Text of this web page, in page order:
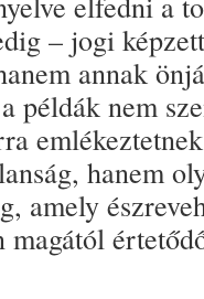
– jogi
annak
példák nem
hanem
amely
magától